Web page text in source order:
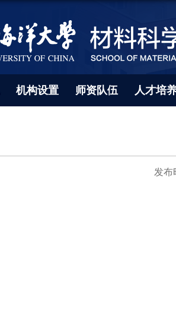
机构设置 师资队伍 人才培
发布